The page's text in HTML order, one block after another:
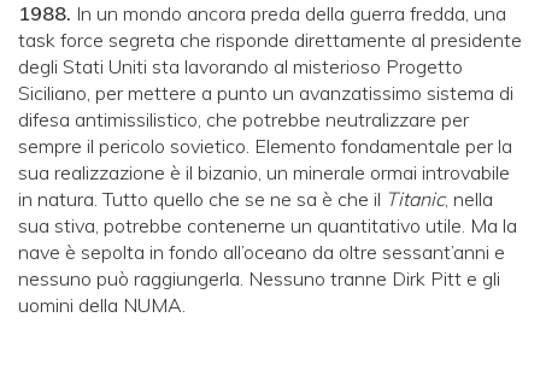
1988. In un mondo ancora preda della guerra fredda, una
task force segreta che risponde direttamente al presidente
degli Stati Uniti sta lavorando al misterioso Progetto
Siciliano, per mettere a punto un avanzatissimo sistema di
difesa antimissilistico, che potrebbe neutralizzare per
sempre il pericolo sovietico. Elemento fondamentale per la
sua realizzazione è il bizanio, un minerale ormai introvabile
in natura. Tutto quello che se ne sa è che il Titanic, nella
sua stiva, potrebbe contenerne un quantitativo utile. Ma la
nave è sepolta in fondo all’oceano da oltre sessant’anni e
nessuno può raggiungerla. Nessuno tranne Dirk Pitt e gli
uomini della NUMA.